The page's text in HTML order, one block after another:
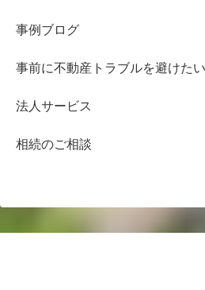
事例ブログ
事前に不動産トラブルを避けた
法人サービス
相続のご相談